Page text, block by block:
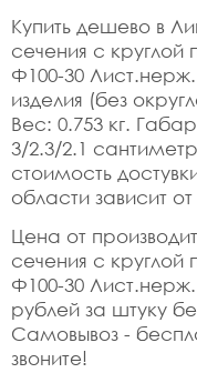
Купить дешево в
сечения с
Ф100-30
изделия (без
Вес: 0.753 кг.
3/2.3/2.1
стоимость
области зависит
Цена от
сечения с
Ф100-30 Лист.нерж.
рублей за штуку
Самовывоз -
звоните!